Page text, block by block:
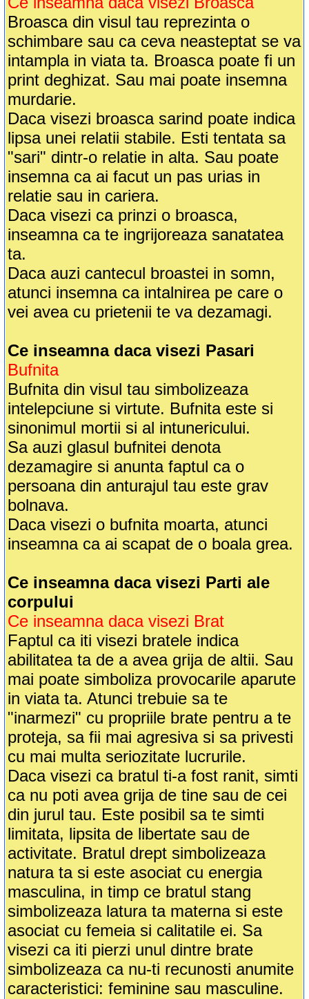
Broasca din visul tau reprezinta o
schimbare sau ca ceva neasteptat se va
intampla in viata ta. Broasca poate fi un
print deghizat. Sau mai poate insemna
murdarie.
Daca visezi broasca sarind poate indica
lipsa unei relatii stabile. Esti tentata sa
"sari" dintr-o relatie in alta. Sau poate
insemna ca ai facut un pas urias in
relatie sau in cariera.
Daca visezi ca prinzi o broasca,
inseamna ca te ingrijoreaza sanatatea
ta.
Daca auzi cantecul broastei in somn,
atunci insemna ca intalnirea pe care o
vei avea cu prietenii te va dezamagi.
Ce inseamna daca visezi Pasari
Bufnita
Bufnita din visul tau simbolizeaza
intelepciune si virtute. Bufnita este si
sinonimul mortii si al intunericului.
Sa auzi glasul bufnitei denota
dezamagire si anunta faptul ca o
persoana din anturajul tau este grav
bolnava.
Daca visezi o bufnita moarta, atunci
inseamna ca ai scapat de o boala grea.
Ce inseamna daca visezi Parti ale
corpului
Ce inseamna daca visezi Brat
Faptul ca iti visezi bratele indica
abilitatea ta de a avea grija de altii. Sau
mai poate simboliza provocarile aparute
in viata ta. Atunci trebuie sa te
"inarmezi" cu propriile brate pentru a te
proteja, sa fii mai agresiva si sa privesti
cu mai multa seriozitate lucrurile.
Daca visezi ca bratul ti-a fost ranit, simti
ca nu poti avea grija de tine sau de cei
din jurul tau. Este posibil sa te simti
limitata, lipsita de libertate sau de
activitate. Bratul drept simbolizeaza
natura ta si este asociat cu energia
masculina, in timp ce bratul stang
simbolizeaza latura ta materna si este
asociat cu femeia si calitatile ei. Sa
visezi ca iti pierzi unul dintre brate
simbolizeaza ca nu-ti recunosti anumite
caracteristici: feminine sau masculine.